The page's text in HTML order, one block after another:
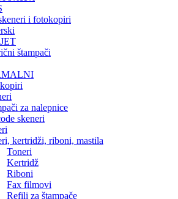
i fotokopiri
štampači
za nalepnice
skeneri
kertridži, riboni, mastila
Toneri
Kertridž
Riboni
Fax filmovi
Refili za štampače